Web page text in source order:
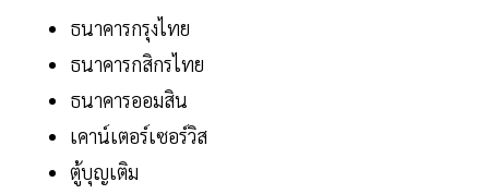
ธนาคารกรุงไทย
ธนาคารกสิกรไทย
ธนาคารออมสิน
เคาน์เตอร์เซอร์วิส
ตู้บุญเติม